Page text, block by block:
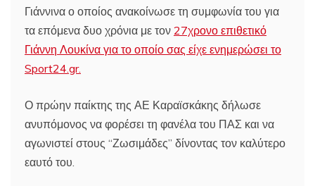
Γιάννινα ο οποίος ανακοίνωσε τη συμφωνία του για
τα επόμενα δυο χρόνια με τον 27χρονο επιθετικό
Γιάννη Λουκίνα για το οποίο σας είχε ενημερώσει το
Sport24.gr.
Ο πρώην παίκτης της ΑΕ Καραϊσκάκης δήλωσε
ανυπόμονος να φορέσει τη φανέλα του ΠΑΣ και να
αγωνιστεί στους “Ζωσιμάδες” δίνοντας τον καλύτερο
εαυτό του.